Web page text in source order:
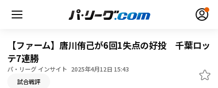
【ファーム】唐川侑己が6回1失点の好投 千葉ロッ
テ7連勝
パ・リーグ インサイト 2025年4月12日 15:43
試合戦評